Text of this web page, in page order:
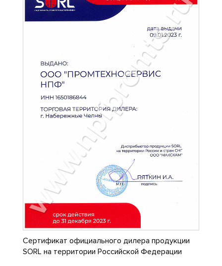
Сертификат официального дилера продукции
SORL на территории Российской Федерации